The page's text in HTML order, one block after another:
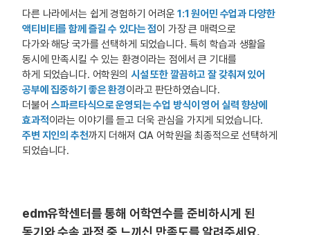
다른 나라에서는 쉽게 경험하기 어려운 1:1 원어민 수업과 다양한
액티비티를 함께 즐길 수 있다는 점이 가장 큰 매력으로
다가와 해당 국가를 선택하게 되었습니다. 특히 학습과 생활을
동시에 만족시킬 수 있는 환경이라는 점에서 큰 기대를
하게 되었습니다. 어학원의 시설 또한 깔끔하고 잘 갖춰져 있어
공부에 집중하기 좋은 환경이라고 판단하였습니다.
더불어스파르타식으로 운영되는 수업 방식이영어 실력 향상에
효과적이라는 이야기를 듣고 더욱 관심을 가지게 되었습니다.
주변 지인의 추천까지 더해져 CIA 어학원을 최종적으로 선택하게
되었습니다.
edm유학센터를 통해 어학연수를 준비하시게 된